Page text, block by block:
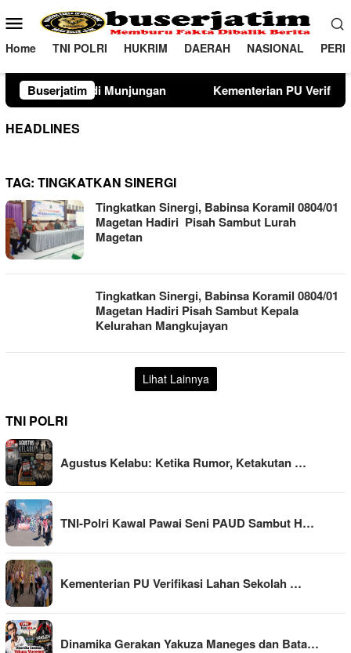
ke
konten
Menu
Mobile
Home TNI POLRI HUKRIM DAERAH NASIONAL
Buserjatim Kementerian PU Verifikasi Lahan Sekolah
HEADLINES
TAG: TINGKATKAN SINERGI
Tingkatkan Sinergi, Babinsa Koramil 0804/01
Magetan Hadiri Pisah Sambut Lurah
Magetan
Tingkatkan Sinergi, Babinsa Koramil 0804/01
Magetan Hadiri Pisah Sambut Kepala
Kelurahan Mangkujayan
Lihat Lainnya
TNI POLRI
Agustus Kelabu: Ketika Rumor, Ketakutan …
TNI-Polri Kawal Pawai Seni PAUD Sambut H…
Kementerian PU Verifikasi Lahan Sekolah …
Dinamika Gerakan Yakuza Maneges dan Bata…